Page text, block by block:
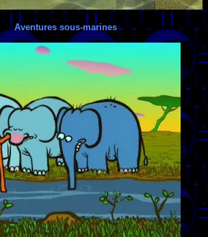
Aventures sous-marines